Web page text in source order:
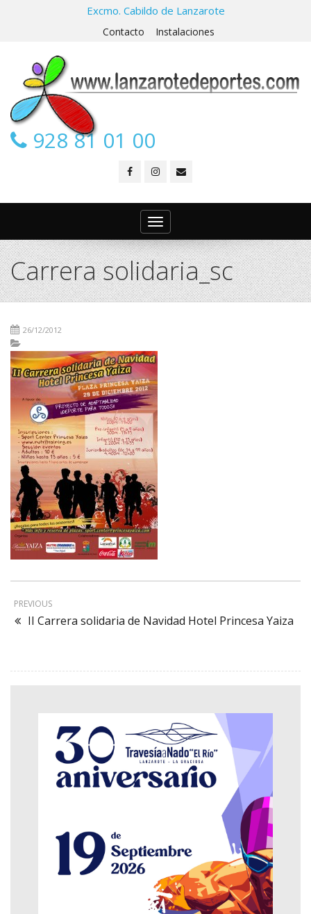
Excmo. Cabildo de Lanzarote
Contacto Instalaciones
928 81 01 00
Toggle
navigation
Carrera solidaria_sc
26/12/2012
PREVIOUS
II Carrera solidaria de Navidad Hotel Princesa Yaiza